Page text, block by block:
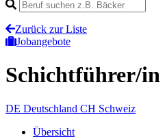
Zurück zur Liste
Jobangebote
Schichtführer/in
DE Deutschland CH Schweiz
Übersicht